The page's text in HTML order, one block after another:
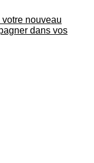
nouveau
dans vos